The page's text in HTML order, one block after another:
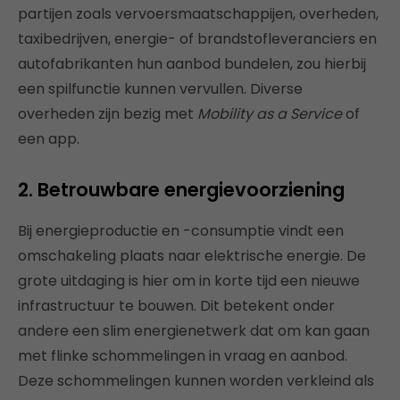
partijen zoals vervoersmaatschappijen, overheden,
taxibedrijven, energie- of brandstofleveranciers en
autofabrikanten hun aanbod bundelen, zou hierbij
een spilfunctie kunnen vervullen. Diverse
overheden zijn bezig met Mobility as a Serviceof
een app.
2. Betrouwbare energievoorziening
Bij energieproductie en -consumptie vindt een
omschakeling plaats naar elektrische energie. De
grote uitdaging is hier om in korte tijd een nieuwe
infrastructuur te bouwen. Dit betekent onder
andere een slim energienetwerk dat om kan gaan
met flinke schommelingen in vraag en aanbod.
Deze schommelingen kunnen worden verkleind als